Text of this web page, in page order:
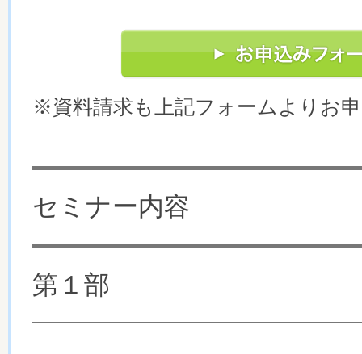
※資料請求も上記フォームよりお
セミナー内容
第１部